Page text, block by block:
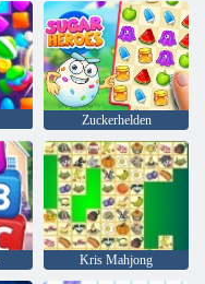
Zuckerhelden
Kris Mahjong